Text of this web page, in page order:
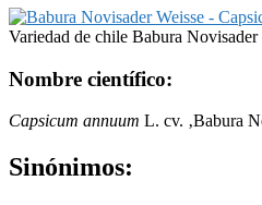
Variedad de chile Babura Novisader
Nombre científico:
Capsicum annuum L. cv. ‚Babura
Sinónimos: